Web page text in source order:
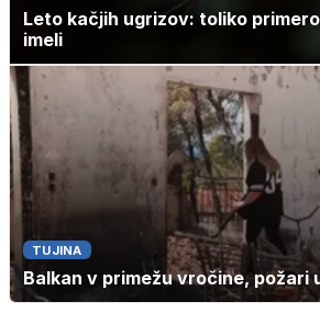
Leto kačjih ugrizov: toliko
imeli
TUJINA
Balkan v primežu vročine, požari